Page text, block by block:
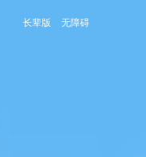
长辈版 无障碍